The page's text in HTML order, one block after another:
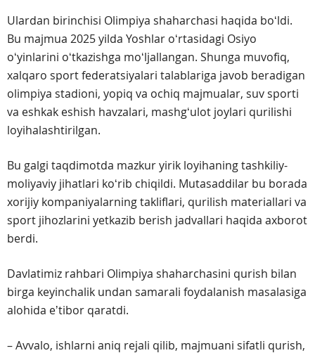
Ulardan birinchisi Olimpiya shaharchasi haqida boʻldi.
Bu majmua 2025 yilda Yoshlar oʻrtasidagi Osiyo
oʻyinlarini oʻtkazishga moʻljallangan. Shunga muvofiq,
xalqaro sport federatsiyalari talablariga javob beradigan
olimpiya stadioni, yopiq va ochiq majmualar, suv sporti
va eshkak eshish havzalari, mashgʻulot joylari qurilishi
loyihalashtirilgan.
Bu galgi taqdimotda mazkur yirik loyihaning tashkiliy-
moliyaviy jihatlari koʻrib chiqildi. Mutasaddilar bu borada
xorijiy kompaniyalarning takliflari, qurilish materiallari va
sport jihozlarini yetkazib berish jadvallari haqida axborot
berdi.
Davlatimiz rahbari Olimpiya shaharchasini qurish bilan
birga keyinchalik undan samarali foydalanish masalasiga
alohida eʼtibor qaratdi.
– Avvalo, ishlarni aniq rejali qilib, majmuani sifatli qurish,